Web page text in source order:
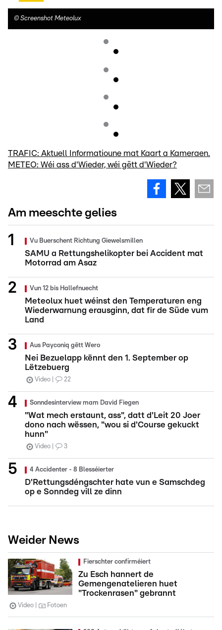
© Screenshot Meteolux
TRAFIC: Aktuell Informatioune mat Kaart a Kameraen.
METEO: Wéi ass d'Wieder, wéi gëtt d'Wieder?
Am meeschte gelies
Vu Buerschent Richtung Giewelsmillen
SAMU a Rettungshelikopter bei Accident mat
Motorrad am Asaz
Vun 12 bis Hallefnuecht
Meteolux huet wéinst den Temperaturen eng
Wiederwarnung erausginn, dat fir de Süde vum
Land
Aus Payconiq gëtt Wero
Nei Bezuelapp kënnt den 1. September op
Lëtzebuerg
Video 22
Sonndesinterview mam David Fiegen
"Wat mech erstaunt, ass", datt d'Leit 20 Joer
dono nach wëssen, "wou si d'Course gekuckt
hunn"
Video 3
4 Accidenter - 8 Blesséierter
D'Rettungsdéngschter hate vun e Samschdeg
op e Sonndeg vill ze dinn
Weider News
Fierschter confirméiert
Zu Esch hannert de
Gemengenatelieren huet
"Trockenrasen" gebrannt
Video Fotoen